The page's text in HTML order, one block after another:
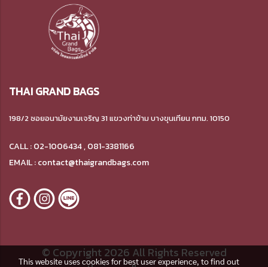
THAI GRAND BAGS
198/2 ซอยอนามัยงามเจริญ 31 แขวงท่าข้าม บางขุนเทียน กทม. 10150
CALL : 02-1006434 , 081-3381166
EMAIL : contact@thaigrandbags.com
© Copyright 2026 All Rights Reserved
This website uses cookies for best user experience, to find out